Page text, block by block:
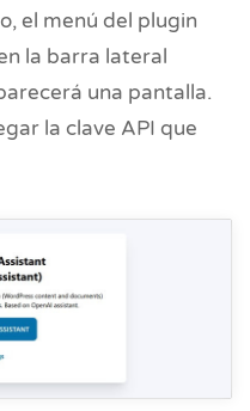
el menú del plugin
la barra lateral
una pantalla.
la clave API que